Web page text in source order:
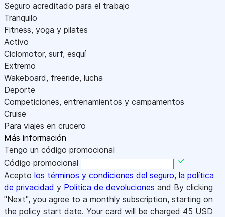
Seguro acreditado para el trabajo
Tranquilo
Fitness, yoga y pilates
Activo
Ciclomotor, surf, esquí
Extremo
Wakeboard, freeride, lucha
Deporte
Competiciones, entrenamientos y campamentos
Cruise
Para viajes en crucero
Más información
Tengo un código promocional
Código promocional
Acepto los términos y condiciones del seguro, la política
de privacidad y Política de devoluciones and By clicking
"Next", you agree to a monthly subscription, starting on
the policy start date. Your card will be charged 45 USD